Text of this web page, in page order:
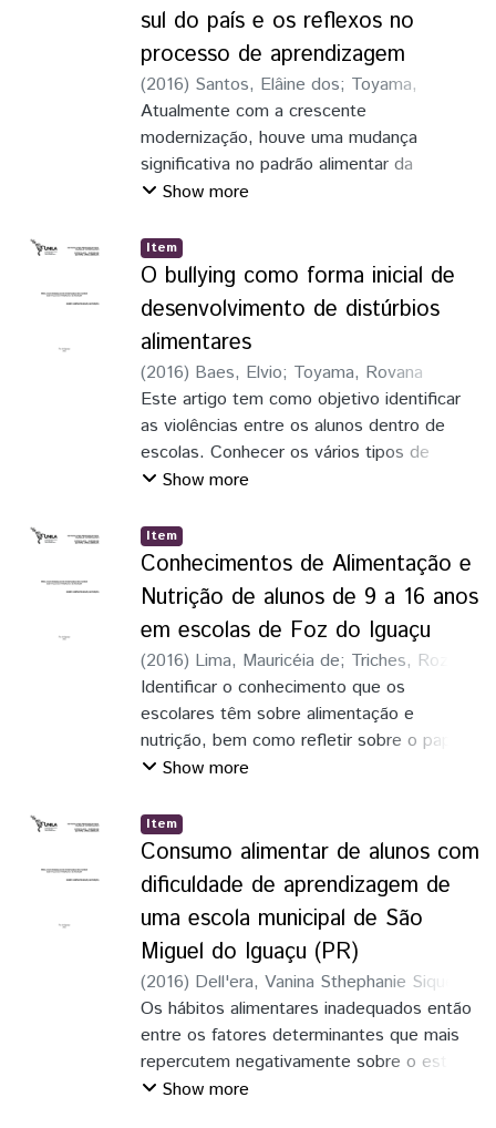
sul do país e os reflexos no
processo de aprendizagem
(2016) Santos, Elâine dos; Toyama,
Rovana Paludo
Atualmente com a crescente
modernização, houve uma mudança
significativa no padrão alimentar da
propulação em geral, favorecendo o
transmissíveis. Para uma alimentação
saudável e de qualidade é fundamental o
consumo de frutas e hortaliças, e o melhor
momento para implantação de bons
hábitos alimentares é na primeira infância.
Show more
Item
O bullying como forma inicial de
desenvolvimento de distúrbios
alimentares
(2016) Baes, Elvio; Toyama, Rovana
Paludo
Este artigo tem como objetivo identificar
as violências entre os alunos dentro de
escolas. Conhecer os vários tipos de
bullying cometidos no contexto escolar.
agreditos, assim como a atitude dos
professores e funcionários das escolas
diante de situações de violência entre
estudantes.
Show more
Item
Conhecimentos de Alimentação e
Nutrição de alunos de 9 a 16 anos
em escolas de Foz do Iguaçu
(2016) Lima, Mauricéia de; Triches, Rozane
Marcia
Identificar o conhecimento que os
escolares têm sobre alimentação e
nutrição, bem como refletir sobre o papel
da escola na orientação para uma
Show more
Item
Consumo alimentar de alunos com
dificuldade de aprendizagem de
uma escola municipal de São
Miguel do Iguaçu (PR)
(2016) Dell'era, Vanina Sthephanie Siqueira
Zazula, Robson
Os hábitos alimentares inadequados então
entre os fatores determinantes que mais
repercutem negativamente sobre o estado
nutricional das crianças, sendo responsável
Show more